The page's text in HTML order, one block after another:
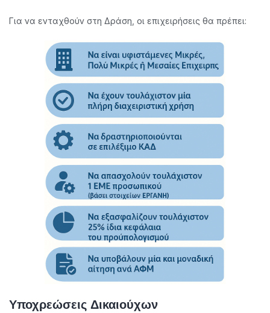
Για να ενταχθούν στη Δράση, οι επιχειρήσεις θα πρέπει:
Υποχρεώσεις Δικαιούχων